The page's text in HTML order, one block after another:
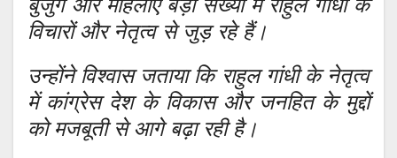
बुजुर्ग और महिलाएं बड़ी संख्या में राहुल गांधी के
विचारों और नेतृत्व से जुड़ रहे हैं।
उन्होंने विश्वास जताया कि राहुल गांधी के नेतृत्व
में कांग्रेस देश के विकास और जनहित के मुद्दों
को मजबूती से आगे बढ़ा रही है।